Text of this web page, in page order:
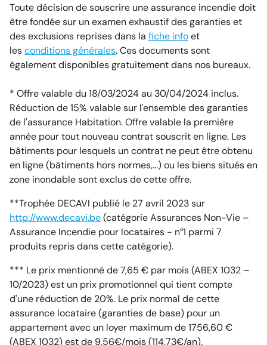
Toute décision de souscrire une assurance incendie doit
être fondée sur un examen exhaustif des garanties et
des exclusions reprises dans la fiche infoet
lesconditions générales. Ces documents sont
également disponibles gratuitement dans nos bureaux.
* Offre valable du 18/03/2024 au 30/04/2024 inclus.
Réduction de 15% valable sur l'ensemble des garanties
de l'assurance Habitation. Offre valable la première
année pour tout nouveau contrat souscrit en ligne. Les
bâtiments pour lesquels un contrat ne peut être obtenu
en ligne (bâtiments hors normes,...) ou les biens situés en
zone inondable sont exclus de cette offre.
**Trophée DECAVI publié le 27 avril 2023 sur
http://www.decavi.be(catégorie Assurances Non-Vie –
Assurance Incendie pour locataires - n°1 parmi 7
produits repris dans cette catégorie).
*** Le prix mentionné de 7,65 € par mois (ABEX 1032 –
10/2023) est un prix promotionnel qui tient compte
d'une réduction de 20%. Le prix normal de cette
assurance locataire (garanties de base) pour un
appartement avec un loyer maximum de 1756,60 €
(ABEX 1032) est de 9,56€/mois (114,73€/an).